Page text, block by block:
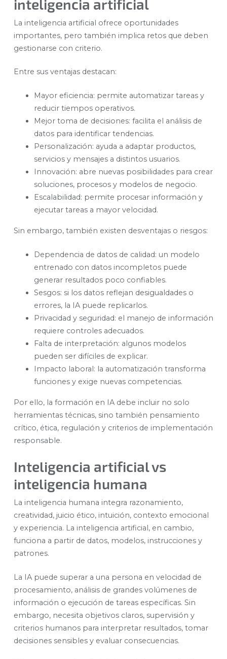
inteligencia artificial
La inteligencia artificial ofrece oportunidades
importantes, pero también implica retos que deben
gestionarse con criterio.
Entre sus ventajas destacan:
Mayor eficiencia: permite automatizar tareas y
reducir tiempos operativos.
Mejor toma de decisiones: facilita el análisis de
datos para identificar tendencias.
Personalización: ayuda a adaptar productos,
servicios y mensajes a distintos usuarios.
Innovación: abre nuevas posibilidades para crear
soluciones, procesos y modelos de negocio.
Escalabilidad: permite procesar información y
ejecutar tareas a mayor velocidad.
Sin embargo, también existen desventajas o riesgos:
Dependencia de datos de calidad: un modelo
entrenado con datos incompletos puede
generar resultados poco confiables.
Sesgos: si los datos reflejan desigualdades o
errores, la IA puede replicarlos.
Privacidad y seguridad: el manejo de información
requiere controles adecuados.
Falta de interpretación: algunos modelos
pueden ser difíciles de explicar.
Impacto laboral: la automatización transforma
funciones y exige nuevas competencias.
Por ello, la formación en IA debe incluir no solo
herramientas técnicas, sino también pensamiento
crítico, ética, regulación y criterios de implementación
responsable.
Inteligencia artificial vs
inteligencia humana
La inteligencia humana integra razonamiento,
creatividad, juicio ético, intuición, contexto emocional
y experiencia. La inteligencia artificial, en cambio,
funciona a partir de datos, modelos, instrucciones y
patrones.
La IA puede superar a una persona en velocidad de
procesamiento, análisis de grandes volúmenes de
información o ejecución de tareas específicas. Sin
embargo, necesita objetivos claros, supervisión y
criterios humanos para interpretar resultados, tomar
decisiones sensibles y evaluar consecuencias.